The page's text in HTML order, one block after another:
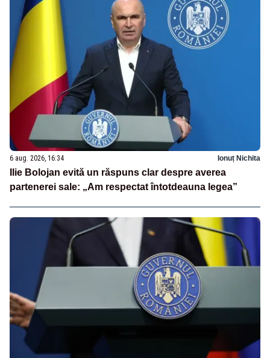
6 aug. 2026, 16:34 Ionuț Nichita
Ilie Bolojan evită un răspuns clar despre averea
partenerei sale: „Am respectat întotdeauna legea”